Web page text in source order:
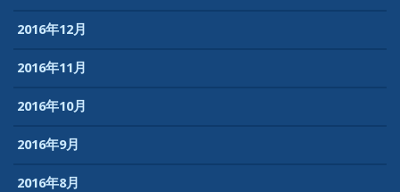
2016年12月
2016年11月
2016年10月
2016年9月
2016年8月